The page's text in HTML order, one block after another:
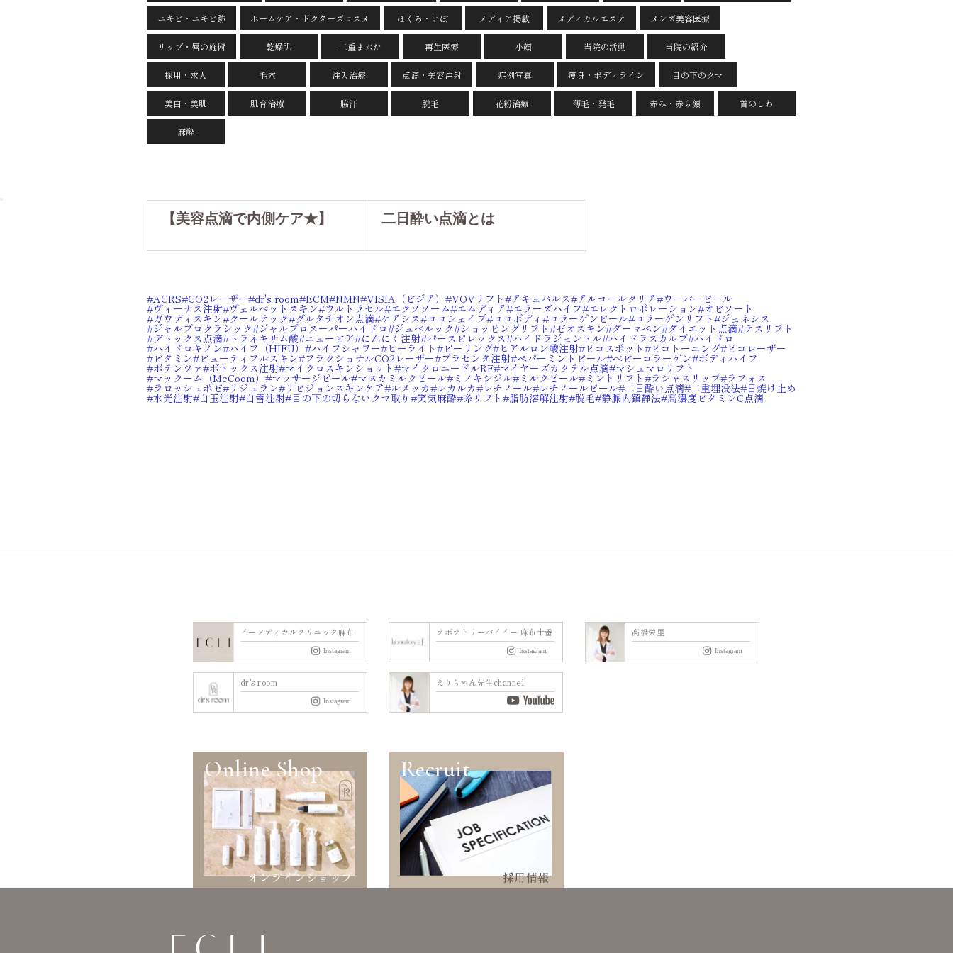
ニキビ・ニキビ跡 ホームケア・ドクターズコスメ ほくろ・いぼ メディア掲載 メディカルエステ メンズ美容医療
リップ・唇の施術 乾燥肌 二重まぶた 再生医療 小顔 当院の活動 当院の紹介
採用・求人 毛穴 注入治療 点滴・美容注射 症例写真 痩身・ボディライン 目の下のクマ
美白・美肌 肌育治療 脇汗 脱毛 花粉治療 薄毛・発毛 赤み・赤ら顔 首のしわ
麻酔
【美容点滴で内側ケア★】 二日酔い点滴とは
ACRS CO2レーザー dr's room ECM NMN VISIA（ビジア） VOVリフト アキュパルス アルコールクリア ウーバーピール
ヴィーナス注射 ヴェルベットスキン ウルトラセル エクソソーム エムディア エラーズハイフ エレクトロポレーション オビソート
ガウディスキン クールテック グルタチオン点滴 ケアシス ココシェイプ ココボディ コラーゲンピール コラーゲンリフト ジェネシス
ジャルプロクラシック ジャルプロスーパーハイドロ ジュベルック ショッピングリフト ゼオスキン ダーマペン ダイエット点滴 テスリフト
デトックス点滴 トラネキサム酸 ニュービア にんにく注射 パースピレックス ハイドラジェントル ハイドラスカルプ ハイドロ
ハイドロキノン ハイフ（HIFU） ハイフシャワー ヒーライト ピーリング ヒアルロン酸注射 ピコスポット ピコトーニング ピコレーザー
ビタミン ビューティフルスキン フラクショナルCO2レーザー プラセンタ注射 ペパーミントピール ベビーコラーゲン ボディハイフ
ポテンツァ ボトックス注射 マイクロスキンショット マイクロニードルRF マイヤーズカクテル点滴 マシュマロリフト
マックーム（McCoom） マッサージピール マヌカミルクピール ミノキシジル ミルクピール ミントリフト ラシャスリップ ラフォス
ラロッシュポゼ⁠ リジュラン リビジョンスキンケア ルメッカ レカルカ レチノール レチノールピール 二日酔い点滴 二重埋没法 日焼け止め
水光注射 白玉注射 白雪注射 目の下の切らないクマ取り 笑気麻酔 糸リフト 脂肪溶解注射 脱毛 静脈内鎮静法 高濃度ビタミンC点滴
イーメディカルクリニック麻布 ラボラトリーバイイー 麻布十番 髙橋栄里
dr's room えりちゃん先生channel
Online Shop
オンラインショップ
Recruit
採用情報